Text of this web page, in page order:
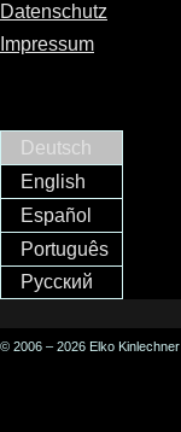
Datenschutz
Impressum
Deutsch
English
Español
Português
Русский
© 2006 – 2026 Elko Kinlechner